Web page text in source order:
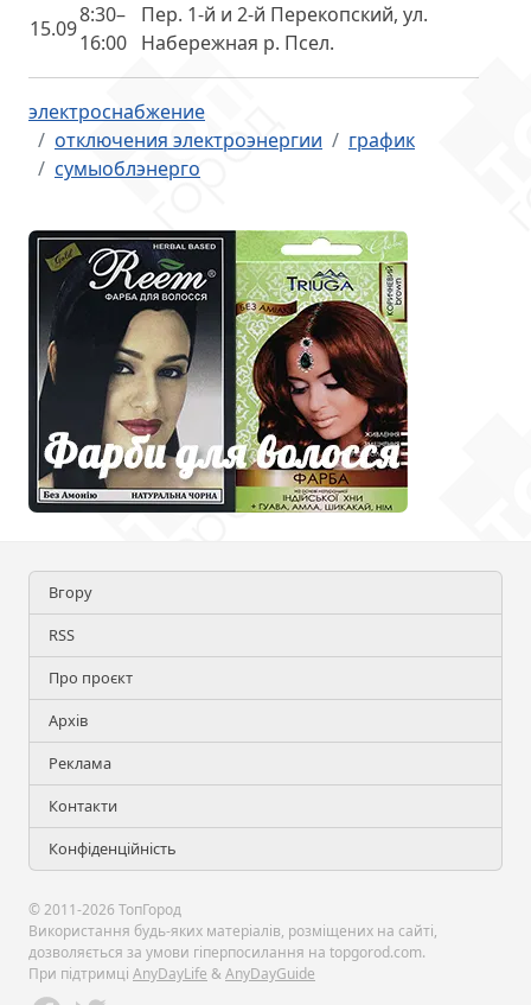
15.09
8:30–
16:00
Пер. 1-й и 2-й Перекопский, ул.
Набережная р. Псел.
электроснабжение
отключения электроэнергии
график
сумыоблэнерго
Вгору
RSS
Про проєкт
Архів
Реклама
Контакти
Конфіденційність
© 2011-2026 ТопГород
Використання будь-яких матеріалів, розміщених на сайті,
дозволяється за умови гіперпосилання на topgorod.com.
При підтримці AnyDayLife &AnyDayGuide